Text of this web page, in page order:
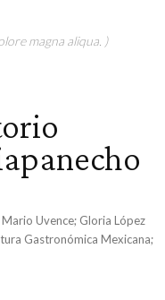
magna aliqua. )
Uvence; Gloria López
Gastronómica Mexicana;